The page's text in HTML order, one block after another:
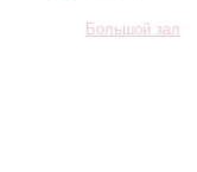
Большой зал